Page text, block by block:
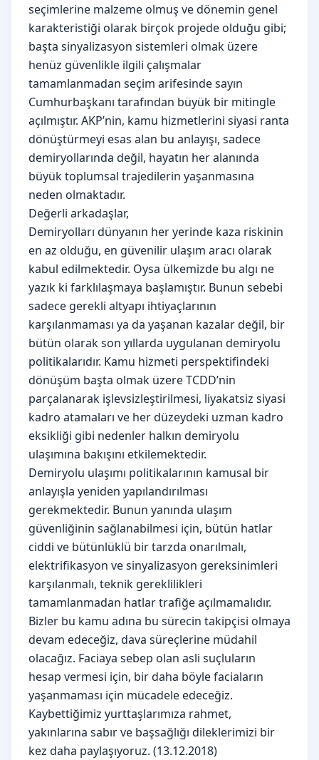
seçimlerine malzeme olmuş ve dönemin genel
karakteristiği olarak birçok projede olduğu gibi;
başta sinyalizasyon sistemleri olmak üzere
henüz güvenlikle ilgili çalışmalar
tamamlanmadan seçim arifesinde sayın
Cumhurbaşkanı tarafından büyük bir mitingle
açılmıştır. AKP’nin, kamu hizmetlerini siyasi ranta
dönüştürmeyi esas alan bu anlayışı, sadece
demiryollarında değil, hayatın her alanında
büyük toplumsal trajedilerin yaşanmasına
neden olmaktadır.
Değerli arkadaşlar,
Demiryolları dünyanın her yerinde kaza riskinin
en az olduğu, en güvenilir ulaşım aracı olarak
kabul edilmektedir. Oysa ülkemizde bu algı ne
yazık ki farklılaşmaya başlamıştır. Bunun sebebi
sadece gerekli altyapı ihtiyaçlarının
karşılanmaması ya da yaşanan kazalar değil, bir
bütün olarak son yıllarda uygulanan demiryolu
politikalarıdır. Kamu hizmeti perspektifindeki
dönüşüm başta olmak üzere TCDD’nin
parçalanarak işlevsizleştirilmesi, liyakatsiz siyasi
kadro atamaları ve her düzeydeki uzman kadro
eksikliği gibi nedenler halkın demiryolu
ulaşımına bakışını etkilemektedir.
Demiryolu ulaşımı politikalarının kamusal bir
anlayışla yeniden yapılandırılması
gerekmektedir. Bunun yanında ulaşım
güvenliğinin sağlanabilmesi için, bütün hatlar
ciddi ve bütünlüklü bir tarzda onarılmalı,
elektrifikasyon ve sinyalizasyon gereksinimleri
karşılanmalı, teknik gereklilikleri
tamamlanmadan hatlar trafiğe açılmamalıdır.
Bizler bu kamu adına bu sürecin takipçisi olmaya
devam edeceğiz, dava süreçlerine müdahil
olacağız. Faciaya sebep olan asli suçluların
hesap vermesi için, bir daha böyle faciaların
yaşanmaması için mücadele edeceğiz.
Kaybettiğimiz yurttaşlarımıza rahmet,
yakınlarına sabır ve başsağlığı dileklerimizi bir
kez daha paylaşıyoruz. (13.12.2018)